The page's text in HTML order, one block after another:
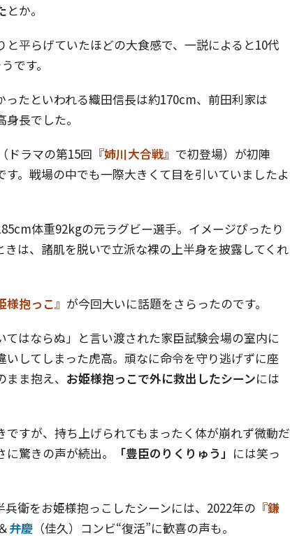
とか。
平らげていたほどの大食感で、一説によると10代
です。
たといわれる織田信長は約170cm、前田利家は
長でした。
ドラマの第15回 『姉川大合戦』 で初登場）が初陣
。戦場の中でも一際大きくて目を引いていましたよ
体重92kgの元ラグビー選手。イメージぴったり
は、諸肌を脱いで立派な裸の上半身を披露してくれ
様抱っこ』 が今回大いに話題をさらったのです。
はならぬ」と言い渡された家臣試験会場の室内に
してしまった虎高。頑なに命令を守り逃げずに座
ま抱え、 お姫様抱っこで外に救出したシーンには
すが、持ち上げられてもまったく体が崩れず微動だ
驚きの声が続出。
「豊臣のりくりゅう」 には笑っ
衛をお姫様抱っこしたシーンには、2022年の 『鎌
弁慶 （佳久）コンビ“復活”に歓喜の声も。